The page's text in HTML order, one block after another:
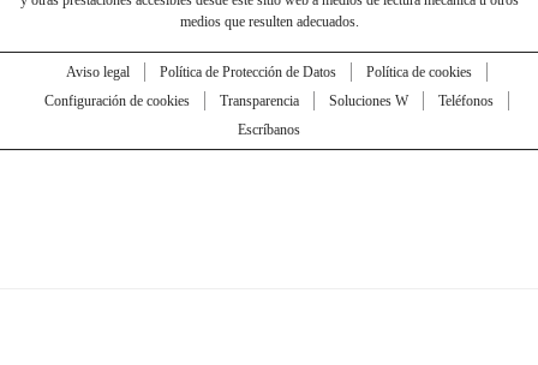
medios que resulten adecuados.
Aviso legal Política de Protección de Datos
Política de cookies
Configuración de cookies
Transparencia Soluciones W
Teléfonos
Escríbanos